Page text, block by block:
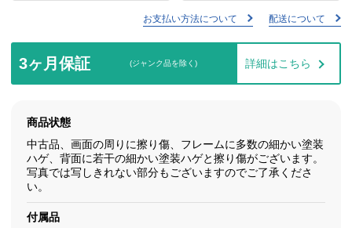
お支払い方法について 配送について
3ヶ月保証 (ジャンク品を除く) 詳細はこちら
商品状態
中古品、画面の周りに擦り傷、フレームに多数の細かい塗装
ハゲ、背面に若干の細かい塗装ハゲと擦り傷がございます。
写真では写しきれない部分もございますのでご了承くださ
い。
付属品